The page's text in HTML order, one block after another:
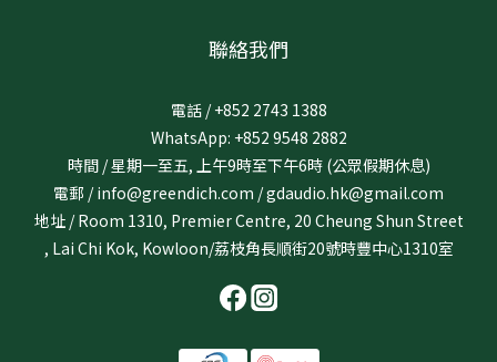
聯絡我們
電話 / +852 2743 1388
WhatsApp: +852 9548 2882
時間 / 星期一至五, 上午9時至下午6時 (公眾假期休息)
電郵 / info@greendich.com / gdaudio.hk@gmail.com
地址 / Room 1310, Premier Centre, 20 Cheung Shun Street
, Lai Chi Kok, Kowloon/荔枝角長順街20號時豐中心1310室